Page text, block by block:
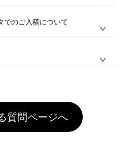
ポイント】購入金額の1％が1ポ
付与され、次回ご注文時に1ポイ
てお使いいただけます。ポイン
の翌日に付与され、次回ご注文時
けます。ポイントの有効期限は一
会員ランク】過去10カ月のご注
会員ランク割引(最大5%)が適用
グインがされていなければ、ラン
がされません。
剤）】カラー生地（Tシャツのホ
トバッグのナチュラル、ホワイト
リントを定着させるための処理剤
り、短納期・低価格で商品をお届
水洗いで落とすことが可能です。
、お客様ご自身にて着用前に落と
ますようお願いいたします。※1
送機能でのご注文に関わらず、前
でのご入稿について
れのデータも該当デザインのみ画
に変換、またはAdobe
るお値引きで4,000円未満になる
かかりますので、ご注意くださ
質問ページへ